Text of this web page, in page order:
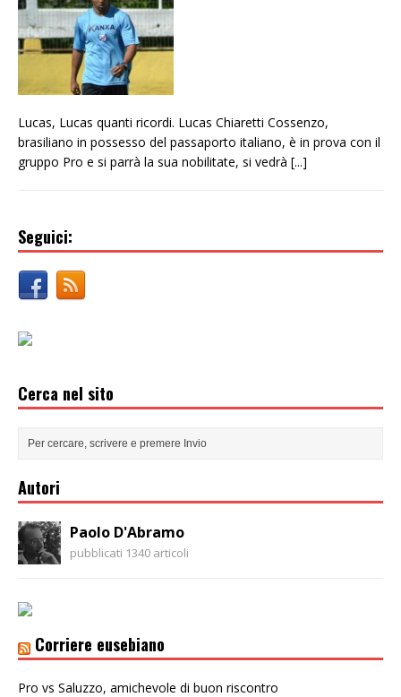
Lucas, Lucas quanti ricordi. Lucas Chiaretti Cossenzo,
brasiliano in possesso del passaporto italiano, è in prova con il
gruppo Pro e si parrà la sua nobilitate, si vedrà [...]
Seguici:
Cerca nel sito
Autori
Paolo D'Abramo
pubblicati 1340 articoli
Corriere eusebiano
Pro vs Saluzzo, amichevole di buon riscontro